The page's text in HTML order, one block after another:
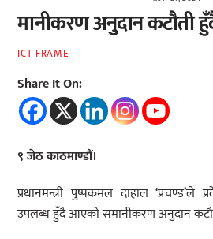
मानीकरण अनुदान कटौती
ICT FRAME
Share It On:
९ जेठ काठमाण्डौं।
प्रधानमन्त्री पुष्पकमल दाहाल ‘प्रचण्ड’ले
उपलब्ध हुँदै आएको समानीकरण अनुदान